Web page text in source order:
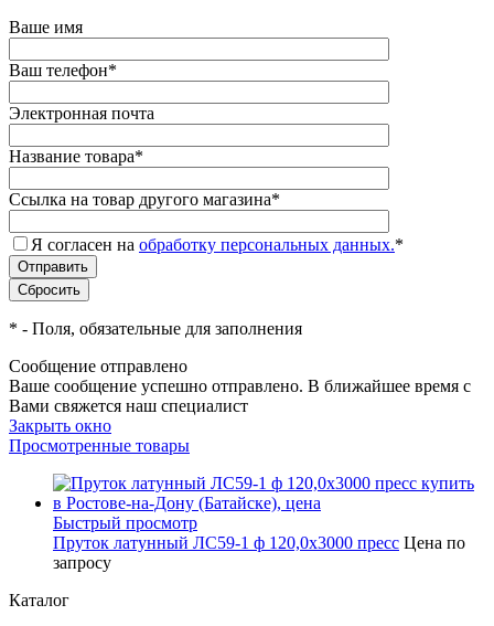
Ваше имя
Ваш телефон*
Электронная почта
Название товара*
Ссылка на товар другого магазина*
Я согласен на обработку персональных данных.*
* - Поля, обязательные для заполнения
Сообщение отправлено
Ваше сообщение успешно отправлено. В ближайшее время с
Вами свяжется наш специалист
Закрыть окно
Просмотренные товары
Быстрый просмотр
Пруток латунный ЛС59-1 ф 120,0х3000 пресс Цена по
запросу
Каталог